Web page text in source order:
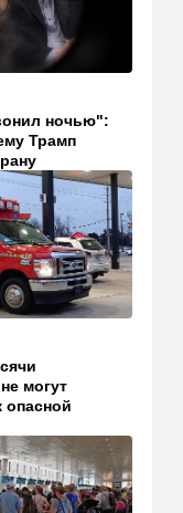
почему
домой
между
и ударом
— не для
ехать за
12 августа
один из
В
ночью":
Трамп
могут
опасной